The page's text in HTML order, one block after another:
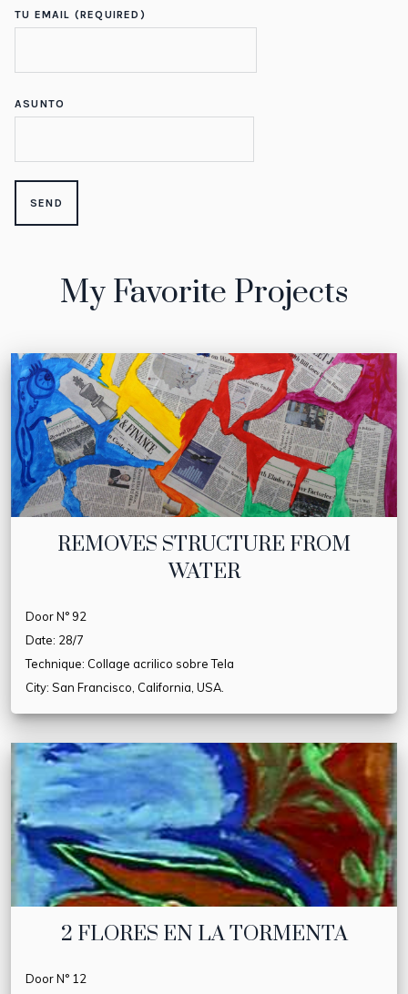
TU EMAIL (REQUIRED)
ASUNTO
My Favorite Projects
REMOVES STRUCTURE FROM
WATER
Door N° 92
Date: 28/7
Technique: Collage acrilico sobre Tela
City: San Francisco, California, USA.
2 FLORES EN LA TORMENTA
Door N° 12